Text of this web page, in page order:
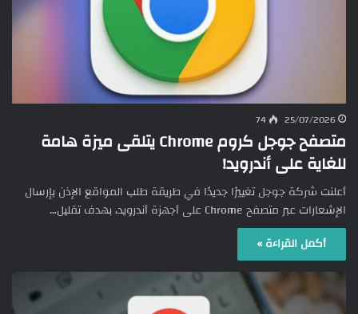
25/07/2026
74
متصفح جوجل كروم Chrome يتلقى ميزة هامة
للغاية على أندرويد!
أعلنت شركة جوجل تغييرًا جديدًا في طريقة طلب المواقع الإذن بإرسال
الإشعارات عبر متصفح Chrome على أجهزة أندرويد، بهدف تقليل…
أكمل القراءة »